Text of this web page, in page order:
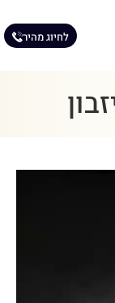
לחיוג מהיר